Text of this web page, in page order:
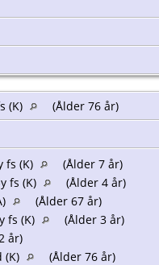
(K)
(Ålder 76 år)
fs (K)
(Ålder 7 år)
fs (K)
(Ålder 4 år)
(Ålder 67 år)
fs (K)
(Ålder 3 år)
år)
(K)
(Ålder 76 år)